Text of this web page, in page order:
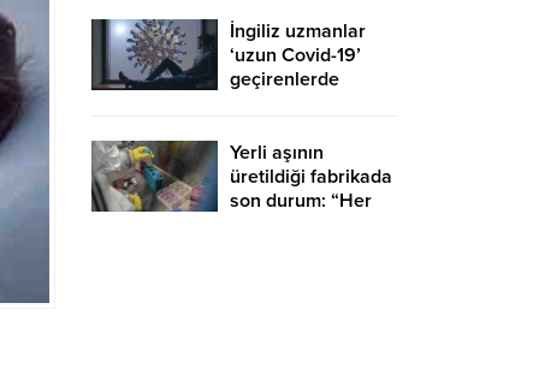
İngiliz uzmanlar
‘uzun Covid-19’
geçirenlerde
çekti
Yerli aşının
üretildiği fabrikada
son durum: “Her